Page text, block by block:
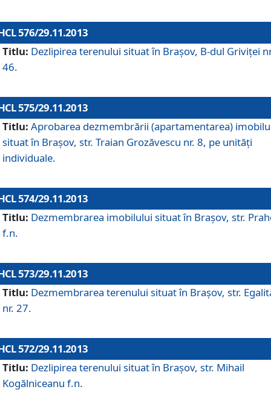
576/29.11.2013
Titlu: Dezlipirea terenului situat în Braşov, B-dul Griviţei
46.
575/29.11.2013
Titlu: Aprobarea dezmembrării (apartamentarea)
situat în Braşov, str. Traian Grozăvescu nr. 8, pe unităţi
individuale.
574/29.11.2013
Titlu: Dezmembrarea imobilului situat în Braşov, str.
f.n.
573/29.11.2013
Titlu: Dezmembrarea terenului situat în Braşov, str.
nr. 27.
572/29.11.2013
Titlu: Dezlipirea terenului situat în Braşov, str. Mihail
Kogălniceanu f.n.